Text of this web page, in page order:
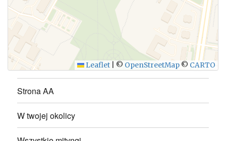
WYŚLIJ
Leaflet © OpenStreetMap © CARTO
Strona AA
W twojej okolicy